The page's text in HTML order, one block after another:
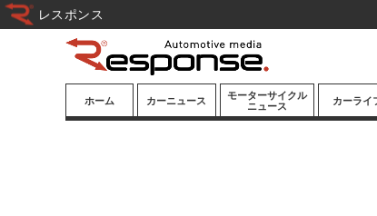
ホーム カーニュース
モーターサイクル
ニュース
カーライ
レスポンス